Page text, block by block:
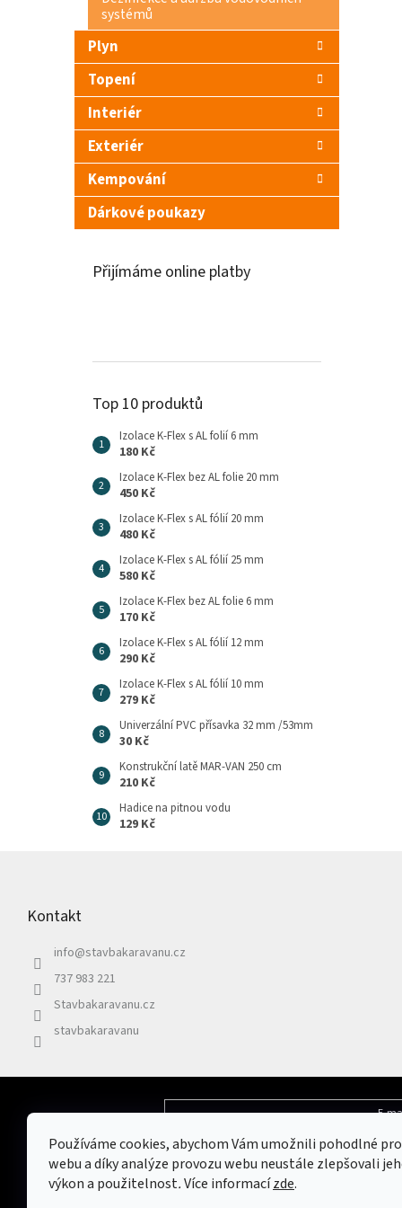
Používáme cookies, abychom Vám umožnili pohodlné
webu a díky analýze provozu webu neustále zlepšovali
výkon a použitelnost.Více informacízde.
systémů
Plyn
Topení
Interiér
Exteriér
Kempování
Dárkové poukazy
Přijímáme online platby
Top 10 produktů
Izolace K-Flex s AL folií 6 mm
180 Kč
Izolace K-Flex bez AL folie 20 mm
450 Kč
Izolace K-Flex s AL fólií 20 mm
480 Kč
Izolace K-Flex s AL fólií 25 mm
580 Kč
Izolace K-Flex bez AL folie 6 mm
170 Kč
Izolace K-Flex s AL fólií 12 mm
290 Kč
Izolace K-Flex s AL fólií 10 mm
279 Kč
Univerzální PVC přísavka 32 mm /53mm
30 Kč
Konstrukční latě MAR-VAN 250 cm
210 Kč
Hadice na pitnou vodu
129 Kč
Kontakt
info@stavbakaravanu.cz
737 983 221
Stavbakaravanu.cz
stavbakaravanu
Odebírat newsletter E-
Vložením e-mailu souhlasíte spodmínkami